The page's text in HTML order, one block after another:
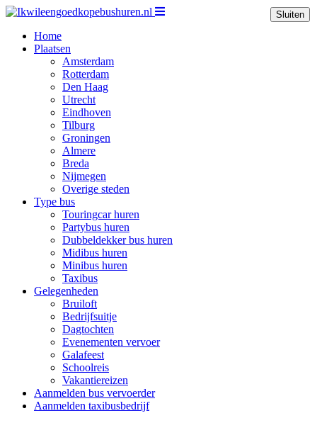
Home
Plaatsen
Amsterdam
Rotterdam
Den Haag
Utrecht
Eindhoven
Tilburg
Groningen
Almere
Breda
Nijmegen
Overige steden
Type bus
Touringcar huren
Partybus huren
Dubbeldekker bus huren
Midibus huren
Minibus huren
Taxibus
Gelegenheden
Bruiloft
Bedrijfsuitje
Dagtochten
Evenementen vervoer
Galafeest
Schoolreis
Vakantiereizen
Aanmelden bus vervoerder
Aanmelden taxibusbedrijf
Sluiten